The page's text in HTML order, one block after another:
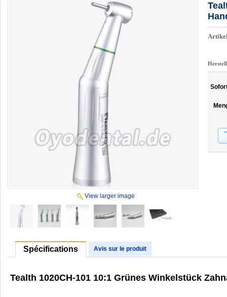
View larger image
Spécifications Avis sur le produit
Tealth 1020CH-101 10:1 Grünes Winkelstück